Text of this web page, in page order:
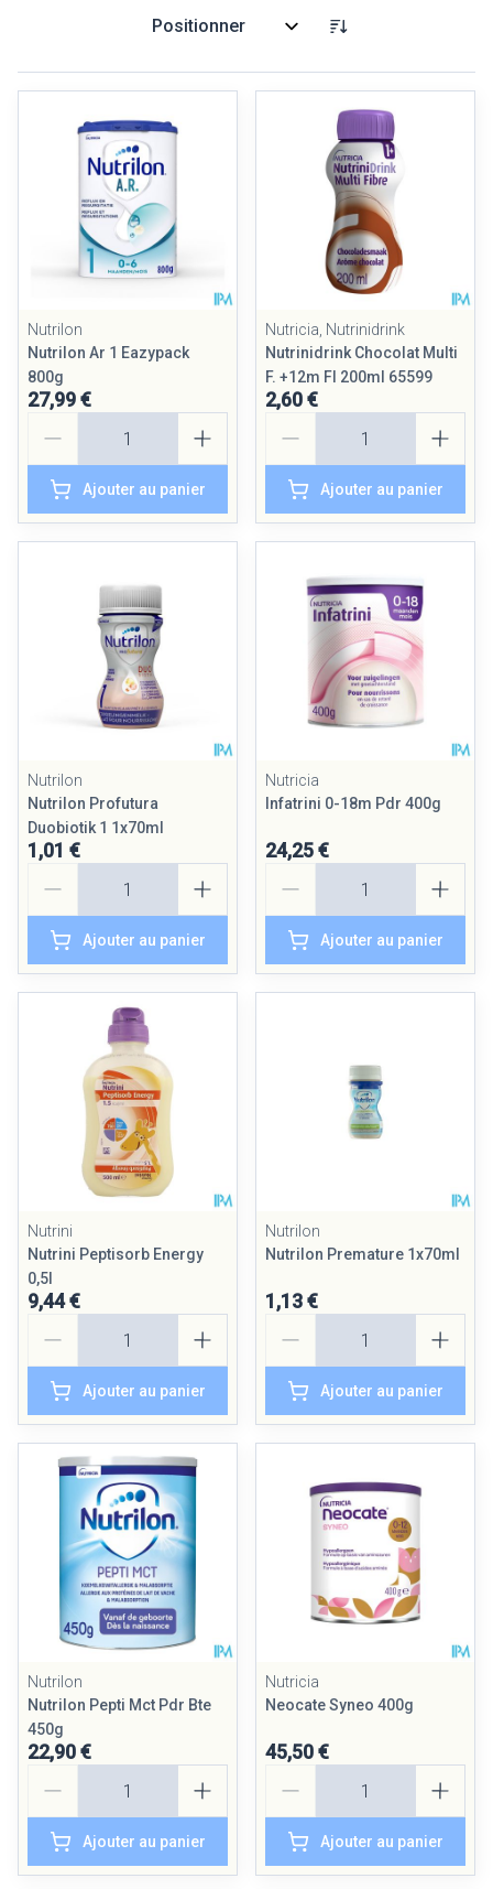
Trier par:
Nutrilon
Nutrilon Ar 1 Eazypack
800g
27,99 €
Ajouter au panier
Nutricia, Nutrinidrink
Nutrinidrink Chocolat Multi
F. +12m Fl 200ml 65599
2,60 €
Ajouter au panier
Nutrilon
Nutrilon Profutura
Duobiotik 1 1x70ml
1,01 €
Ajouter au panier
Nutricia
Infatrini 0-18m Pdr 400g
24,25 €
Ajouter au panier
Nutrini
Nutrini Peptisorb Energy
0,5l
9,44 €
Ajouter au panier
Nutrilon
Nutrilon Premature 1x70ml
1,13 €
Ajouter au panier
Nutrilon
Nutrilon Pepti Mct Pdr Bte
450g
22,90 €
Ajouter au panier
Nutricia
Neocate Syneo 400g
45,50 €
Ajouter au panier